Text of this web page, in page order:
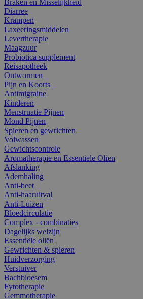
Diarree
Krampen
Laxeeringsmiddelen
Levertherapie
Maagzuur
Probiotica supplement
Reisapotheek
Ontwormen
Pijn en Koorts
Antimigraine
Kinderen
Menstruatie Pijnen
Mond Pijnen
Spieren en gewrichten
Volwassen
Gewichtscontrole
Aromatherapie en Essentiele Olien
Afslanking
Ademhaling
Anti-beet
Anti-haaruitval
Anti-Luizen
Bloedcirculatie
Complex - combinaties
Dagelijks welzijn
Essentiële oliën
Gewrichten & spieren
Huidverzorging
Verstuiver
Bachbloesem
Fytotherapie
Gemmotherapie